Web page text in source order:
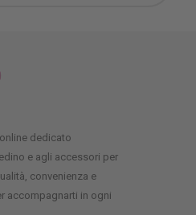
dedicato
e agli accessori per
convenienza e
accompagnarti in ogni